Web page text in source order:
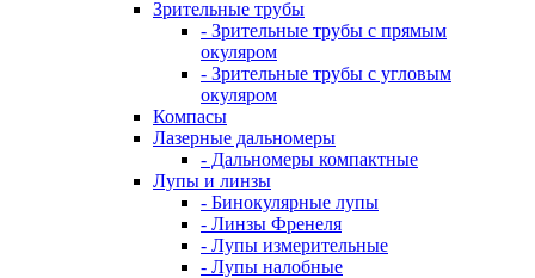
Зрительные трубы
- Зрительные трубы с прямым
окуляром
- Зрительные трубы с угловым
окуляром
Компасы
Лазерные дальномеры
- Дальномеры компактные
Лупы и линзы
- Бинокулярные лупы
- Линзы Френеля
- Лупы измерительные
- Лупы налобные